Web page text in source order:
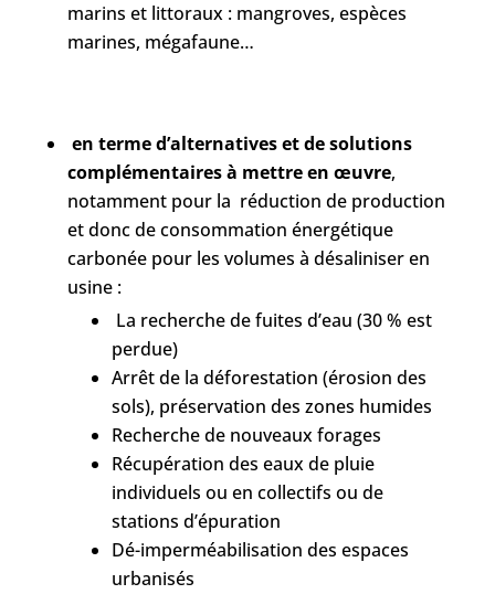
marins et littoraux : mangroves, espèces
marines, mégafaune…
en terme d’alternatives et de solutions
complémentaires à mettre en œuvre,
notamment pour la réduction de production
et donc de consommation énergétique
carbonée pour les volumes à désaliniser en
usine :
La recherche de fuites d’eau (30 % est
perdue)
Arrêt de la déforestation (érosion des
sols), préservation des zones humides
Recherche de nouveaux forages
Récupération des eaux de pluie
individuels ou en collectifs ou de
stations d’épuration
Dé-imperméabilisation des espaces
urbanisés